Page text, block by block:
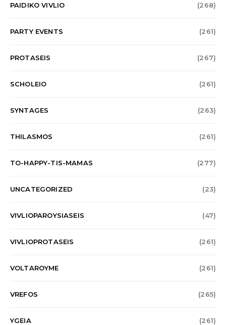
PAIDIKO VIVLIO (268)
PARTY EVENTS (261)
PROTASEIS (267)
SCHOLEIO (261)
SYNTAGES (263)
THILASMOS (261)
TO-HAPPY-TIS-MAMAS (277)
UNCATEGORIZED (23)
VIVLIOPAROYSIASEIS (47)
VIVLIOPROTASEIS (261)
VOLTAROYME (261)
VREFOS (265)
YGEIA (261)